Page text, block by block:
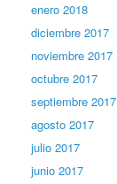
enero 2018
diciembre 2017
noviembre 2017
octubre 2017
septiembre 2017
agosto 2017
julio 2017
junio 2017